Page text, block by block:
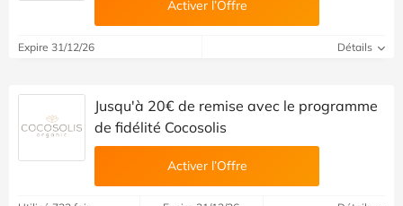
Activer l’Offre
Expire 31/12/26 Détails
Jusqu'à 20€ de remise avec le programme
de fidélité Cocosolis
Activer l’Offre